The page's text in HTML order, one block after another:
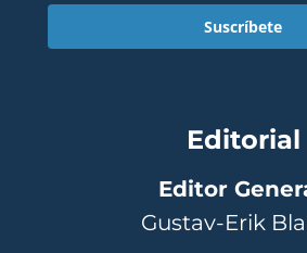
Suscríbete
Editorial
Editor
Gustav-Erik